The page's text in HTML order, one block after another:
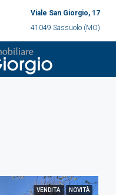
Viale San Giorgio, 17
41049 Sassuolo (MO)
VENDITA NOVITÀ